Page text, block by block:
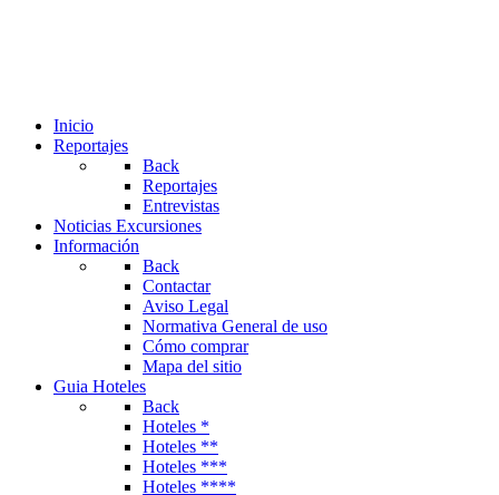
Inicio
Reportajes
Back
Reportajes
Entrevistas
Noticias Excursiones
Información
Back
Contactar
Aviso Legal
Normativa General de uso
Cómo comprar
Mapa del sitio
Guia Hoteles
Back
Hoteles *
Hoteles **
Hoteles ***
Hoteles ****